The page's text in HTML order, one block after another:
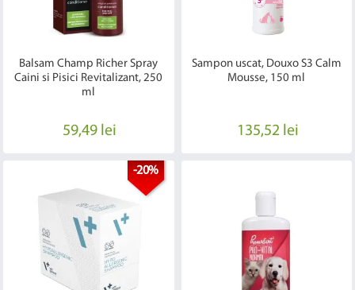
Balsam Champ Richer Spray
Caini si Pisici Revitalizant, 250
ml
59,49 lei
Sampon uscat, Douxo S3 Calm
Mousse, 150 ml
135,52 lei
-20%